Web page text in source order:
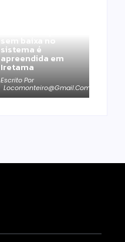
sem baixa no
sistema é
apreendida em
Iretama
Escrito Por
Locomonteiro@gmail.com